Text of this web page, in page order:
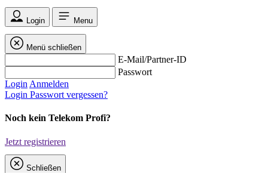
Login Menu
Menü schließen
E-Mail/Partner-ID
Passwort
Login Anmelden
Login Passwort vergessen?
Noch kein Telekom Profi?
Jetzt registrieren
Schließen